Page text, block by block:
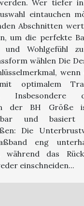
Wer tiefer
eintauchen
Abschnitten
um die perfekte
und Wohlgefühl
wählen Die
optimalem
Insbesondere
der BH Größe
und basiert
Die
eng
während das
einschneiden...